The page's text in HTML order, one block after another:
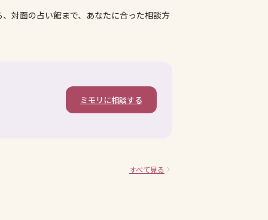
対面の占い館まで、あなたに合った相談方
ミモリに相談する
すべて見る